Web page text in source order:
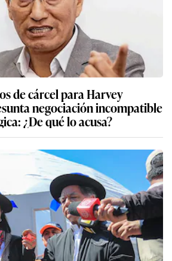
de cárcel para Harvey
negociación incompatible
¿De qué lo acusa?